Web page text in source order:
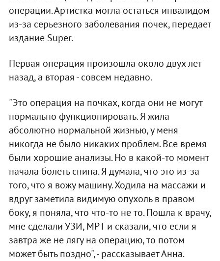
операции. Артистка могла остаться инвалидом
из-за серьезного заболевания почек, передает
издание Super.
Первая операция произошла около двух лет
назад, а вторая - совсем недавно.
"Это операция на почках, когда они не могут
нормально функционировать. Я жила
абсолютно нормальной жизнью, у меня
никогда не было никаких проблем. Все время
были хорошие анализы. Но в какой-то момент
начала болеть спина. Я думала, что это из-за
того, что я вожу машину. Ходила на массажи и
вдруг заметила видимую опухоль в правом
боку, я поняла, что что-то не то. Пошла к врачу,
мне сделали УЗИ, МРТ и сказали, что если я
завтра же не лягу на операцию, то потом
может быть поздно", - рассказывает Анна.